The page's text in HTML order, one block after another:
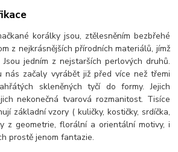
korálky jsou, ztělesněním bezbřehé
z nejkrásnějších přírodních materiálů, jímž
jedním z nejstarších perlových druhů.
nás začaly vyrábět již před více než třemi
skleněných tyčí do formy. Jejich
nekonečná tvarová rozmanitost. Tisíce
základní vzory ( kuličky, kostičky, srdíčka,
z geometrie, florální a orientální motivy, i
prostě jenom fantazie.